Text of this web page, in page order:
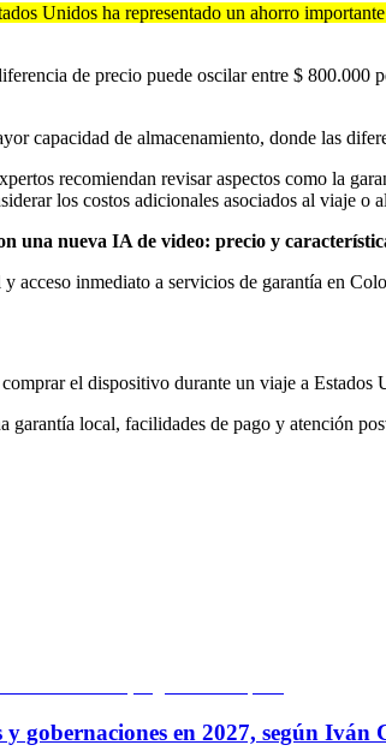
Unidos ha representado un ahorro
de precio puede oscilar entre $
capacidad de almacenamiento, donde las
recomiendan revisar aspectos como la
los costos adicionales asociados al viaje
una nueva IA de video: precio y
acceso inmediato a servicios de garantía en
el dispositivo durante un viaje a
local, facilidades de pago y atención
gobernaciones en 2027, según Iván